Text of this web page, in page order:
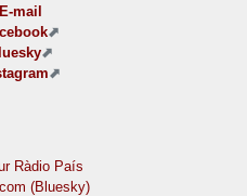
E-mail
Ràdio País
(Bluesky)